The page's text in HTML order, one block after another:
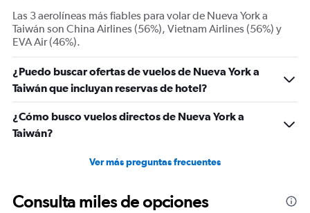
displaying
Number
of
flights.
0
to
45.
Las 3 aerolíneas más fiables para volar de Nueva York a
Taiwán son China Airlines (56%), Vietnam Airlines (56%) y
EVA Air (46%).
¿Puedo buscar ofertas de vuelos de Nueva York a
Taiwán que incluyan reservas de hotel?
¿Cómo busco vuelos directos de Nueva York a
Taiwán?
Ver más preguntas frecuentes
Consulta miles de opciones